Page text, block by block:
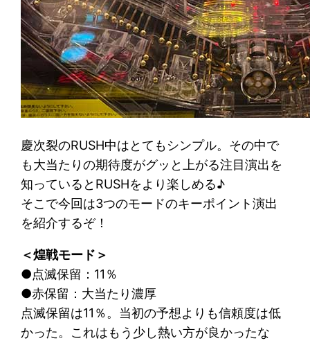
慶次裂のRUSH中はとてもシンプル。その中で
も大当たりの期待度がグッと上がる注目演出を
知っているとRUSHをより楽しめる♪
そこで今回は3つのモードのキーポイント演出
を紹介するぞ！
＜煌戦モード＞
●点滅保留：11％
●赤保留：大当たり濃厚
点滅保留は11％。当初の予想よりも信頼度は低
かった。これはもう少し熱い方が良かったな